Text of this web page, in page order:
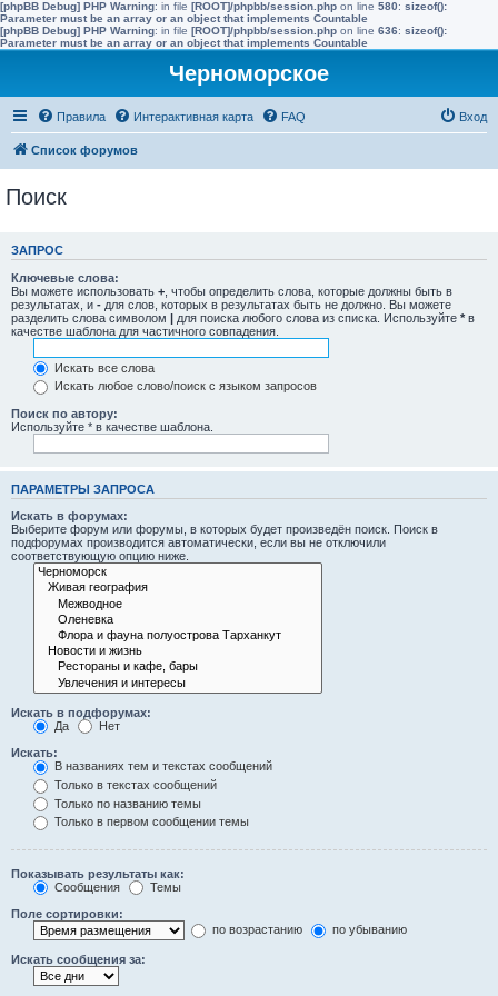
[phpBB Debug] PHP Warning: in file [ROOT]/phpbb/session.php on line 580: sizeof():
Parameter must be an array or an object that implements Countable
[phpBB Debug] PHP Warning: in file [ROOT]/phpbb/session.php on line 636: sizeof():
Parameter must be an array or an object that implements Countable
Черноморское
Правила Интерактивная карта FAQ Вход
Список форумов
Поиск
ЗАПРОС
Ключевые слова:
Вы можете использовать + , чтобы определить слова, которые должны быть в
результатах, и - для слов, которых в результатах быть не должно. Вы можете
разделить слова символом | для поиска любого слова из списка. Используйте * в
качестве шаблона для частичного совпадения.
Искать все слова
Искать любое слово/поиск с языком запросов
Поиск по автору:
Используйте * в качестве шаблона.
ПАРАМЕТРЫ ЗАПРОСА
Искать в форумах:
Выберите форум или форумы, в которых будет произведён поиск. Поиск в
подфорумах производится автоматически, если вы не отключили
соответствующую опцию ниже.
Искать в подфорумах:
Да
Нет
Искать:
В названиях тем и текстах сообщений
Только в текстах сообщений
Только по названию темы
Только в первом сообщении темы
Показывать результаты как:
Сообщения
Темы
Поле сортировки:
по возрастанию
по убыванию
Искать сообщения за: